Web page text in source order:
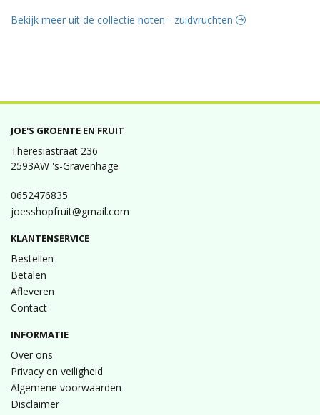
Bekijk meer uit de collectie noten - zuidvruchten
JOE'S GROENTE EN FRUIT
Theresiastraat 236
2593AW 's-Gravenhage
0652476835
joesshopfruit@gmail.com
KLANTENSERVICE
Bestellen
Betalen
Afleveren
Contact
INFORMATIE
Over ons
Privacy en veiligheid
Algemene voorwaarden
Disclaimer